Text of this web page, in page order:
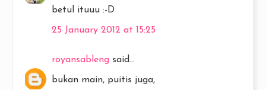
betul ituuu :-D
25 January 2012 at 15:25
royansableng said...
bukan main, puitis juga,